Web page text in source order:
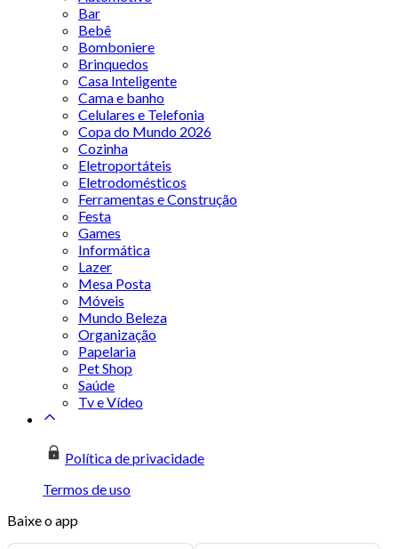
Bar
Bebê
Bomboniere
Brinquedos
Casa Inteligente
Cama e banho
Celulares e Telefonia
Copa do Mundo 2026
Cozinha
Eletroportáteis
Eletrodomésticos
Ferramentas e Construção
Festa
Games
Informática
Lazer
Mesa Posta
Móveis
Mundo Beleza
Organização
Papelaria
Pet Shop
Saúde
Tv e Vídeo
Política de privacidade
Termos de uso
Baixe o app